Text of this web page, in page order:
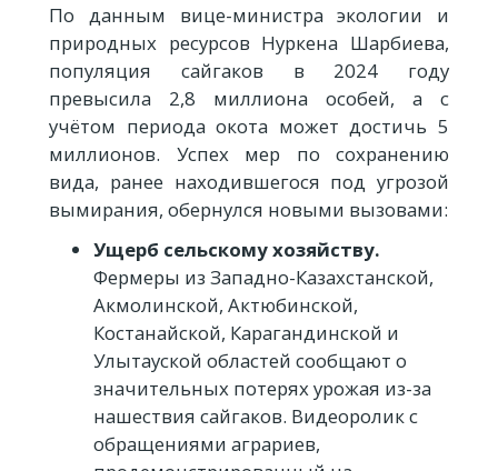
По данным вице-министра экологии и
природных ресурсов Нуркена Шарбиева,
популяция сайгаков в 2024 году
превысила 2,8 миллиона особей, а с
учётом периода окота может достичь 5
миллионов. Успех мер по сохранению
вида, ранее находившегося под угрозой
вымирания, обернулся новыми вызовами:
Ущерб сельскому хозяйству.
Фермеры из Западно-Казахстанской,
Акмолинской, Актюбинской,
Костанайской, Карагандинской и
Улытауской областей сообщают о
значительных потерях урожая из-за
нашествия сайгаков. Видеоролик с
обращениями аграриев,